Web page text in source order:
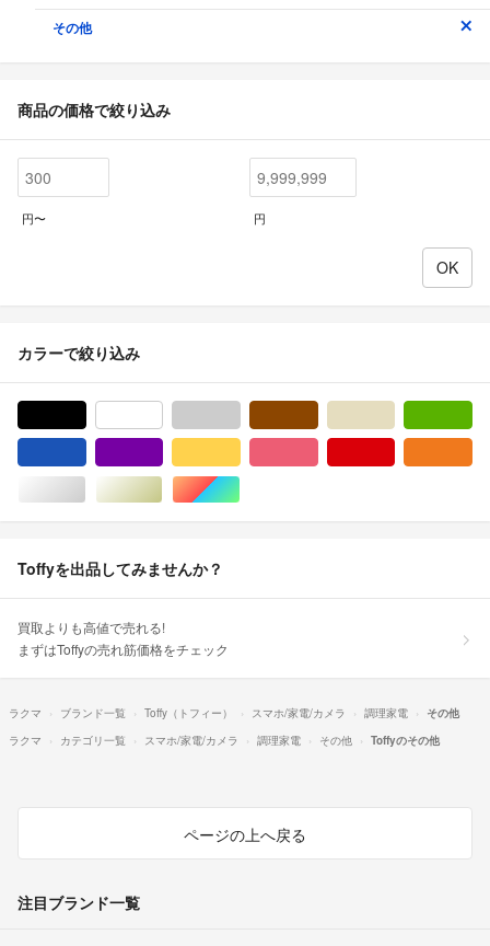
その他
商品の価格で絞り込み
円〜 円
カラーで絞り込み
シルバー/銀色系ゴールド/金色系マルチカラー
Toffyを出品してみませんか？
買取よりも高値で売れる!
まずはToffyの売れ筋価格をチェック
ラクマ ブランド一覧 Toffy（トフィー） スマホ/家電/カメラ 調理家電
その他
ラクマ
カテゴリ一覧 スマホ/家電/カメラ 調理家電 その他 Toffyのその他
ページの上へ戻る
注目ブランド一覧